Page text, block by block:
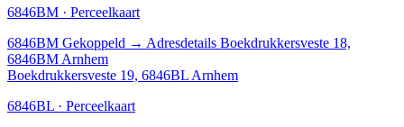
6846BM · Perceelkaart
6846BM Gekoppeld → Adresdetails Boekdrukkersveste 18,
6846BM Arnhem
Boekdrukkersveste 19, 6846BL Arnhem
6846BL · Perceelkaart